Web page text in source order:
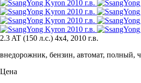
2.3 AT (150 л.с.) 4x4, 2010 г.в.
внедорожник, бензин, автомат, полный,
Цена